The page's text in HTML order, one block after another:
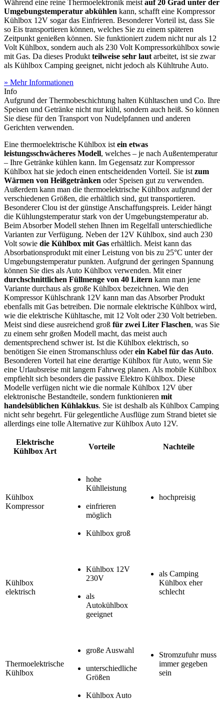
Während eine reine Thermoelektronik meist auf 20 Grad unter der
Umgebungstemperatur abkühlen kann, schafft eine Kompressor
Kühlbox 12V sogar das Einfrieren. Besonderer Vorteil ist, dass Sie
so Eis transportieren können, welches Sie zu einem späteren
Zeitpunkt genießen können. Sie funktioniert zudem nicht nur als 12
Volt Kühlbox, sondern auch als 230 Volt Kompressorkühlbox sowie
mit Gas. Da dieses Produkt teilweise sehr laut arbeitet, ist sie zwar
als Kühlbox Camping geeignet, nicht jedoch als Kühltruhe Auto.
» Mehr Informationen
Info
Aufgrund der Thermobeschichtung halten Kühltaschen und Co. Ihre
Speisen und Getränke nicht nur kühl, sondern auch heiß. So können
Sie diese für den Transport von Nudelpfannen und anderen
Gerichten verwenden.
Eine thermoelektrische Kühlbox ist ein etwas
leistungsschwächeres Modell, welches – je nach Außentemperatur
– Ihre Getränke kühlen kann. Im Gegensatz zur Kompressor
Kühlbox hat sie jedoch einen entscheidenden Vorteil. Sie ist zum
Wärmen von Heißgetränken oder Speisen gut zu verwenden.
Außerdem kann man die thermoelektrische Kühlbox aufgrund der
verschiedenen Größen, die erhältlich sind, gut transportieren.
Besonderer Clou ist der günstige Anschaffungspreis. Leider hängt
die Kühlungstemperatur stark von der Umgebungstemperatur ab.
Beim Absorber Modell stehen Ihnen im Regelfall unterschiedliche
Varianten zur Verfügung. Neben der 12V Kühlbox, sind auch 230
Volt sowie die Kühlbox mit Gas erhältlich. Meist kann das
Absorbationsprodukt mit einer Leistung von bis zu 25°C unter der
Umgebungstemperatur punkten. Aufgrund der geringen Spannung
können Sie dies als Auto Kühlbox verwenden. Mit einer
durchschnittlichen Füllmenge von 40 Litern kann man jene
Variante durchaus als große Kühlbox bezeichnen. Wie den
Kompressor Kühlschrank 12V kann man das Absorber Produkt
ebenfalls mit Gas betreiben. Die normale elektrische Kühlbox wird,
wie die elektrische Kühltasche, mit 12 Volt oder 230 Volt betrieben.
Meist sind diese ausreichend groß für zwei Liter Flaschen, was Sie
zu einem sehr großen Modell macht, das meist auch
dementsprechend schwer ist. Ist die Kühlbox elektrisch, so
benötigen Sie einen Stromanschluss oderein Kabel für das Auto.
Besonderen Vorteil hat eine derartige Kühlbox für Auto, wenn Sie
eine Urlaubsreise mit langem Fahrweg planen. Als mobile Kühlbox
empfiehlt sich besonders die passive Elektro Kühlbox. Diese
Modelle verfügen nicht wie die normale Kühlbox 12V über
elektronische Bestandteile, sondern funktionieren mit
handelsüblichen Kühlakkus. Sie ist deshalb als Kühlbox Camping
nicht sehr begehrt. Für gelegentliche Ausflüge zum Strand bietet sie
allerdings eine tolle Alternative zur Kühlbox Auto 12V.
Elektrische
Kühlbox Art
Vorteile Nachteile
Kühlbox
Kompressor
hohe
Kühlleistung
einfrieren
möglich
Kühlbox groß
hochpreisig
Kühlbox
elektrisch
Kühlbox 12V
230V
als
Autokühlbox
geeignet
als Camping
Kühlbox eher
schlecht
Thermoelektrische
Kühlbox
große Auswahl
unterschiedliche
Größen
Kühlbox Auto
Stromzufuhr muss
immer gegeben
sein